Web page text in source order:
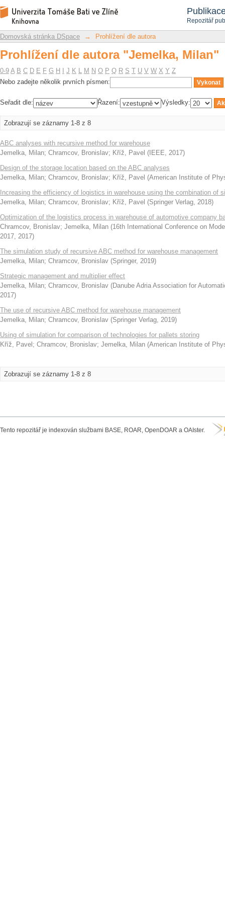
Repozitář
Prohlížení dle autora "Jemelka, Milan"
Repozitář DSpace/Manakin
Domovská stránka DSpace → Prohlížení dle autora
Prohlížení dle autora "Jemelka, Milan"
0-9 A B C D E F G H J K L M N O P Q R S T U V W X Y Z
Nebo zadejte několik prvních písmen:
Seřadit dle: Řazení: Výsledky:
Zobrazují se záznamy 1-8 z 8
ABC analyses with recursive method for warehouse
Jemelka, Milan; Chramcov, Bronislav; Kříž, Pavel ( IEEE, 2017)
Design of the storage location based on the ABC analyses
Jemelka, Milan; Chramcov, Bronislav; Kříž, Pavel (American Institute of
Increasing the efficiency of logistics in warehouse using the combination of
Jemelka, Milan; Chramcov, Bronislav; Kříž, Pavel (Springer Verlag, 2018)
Optimization of the logistics process in warehouse of automotive company
Chramcov, Bronislav; Jemelka, Milan (16th International Conference on
2017, 2017)
The simulation study of recursive ABC method for warehouse management
Jemelka, Milan; Chramcov, Bronislav (Springer, 2019)
Strategic management and multiplier effect
Jemelka, Milan; Chramcov, Bronislav (Danube Adria Association for
2017)
The use of recursive ABC method for warehouse management
Jemelka, Milan; Chramcov, Bronislav (Springer Verlag, 2019)
Using of simulation for comparison of technologies for pallets storing
Kříž, Pavel ; Chramcov, Bronislav; Jemelka, Milan (American Institute of
Zobrazují se záznamy 1-8 z 8
Tento repozitář je indexován službami BASE, ROAR, OpenDOAR a OAIster.